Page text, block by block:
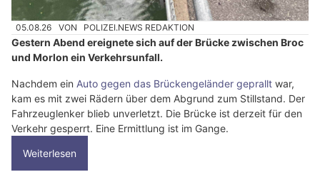
05.08.26 VON POLIZEI.NEWS REDAKTION
Gestern Abend ereignete sich auf der Brücke zwischen Broc
und Morlon ein Verkehrsunfall.
Nachdem ein Auto gegen das Brückengeländer geprallt war,
kam es mit zwei Rädern über dem Abgrund zum Stillstand. Der
Fahrzeuglenker blieb unverletzt. Die Brücke ist derzeit für den
Verkehr gesperrt. Eine Ermittlung ist im Gange.
Weiterlesen